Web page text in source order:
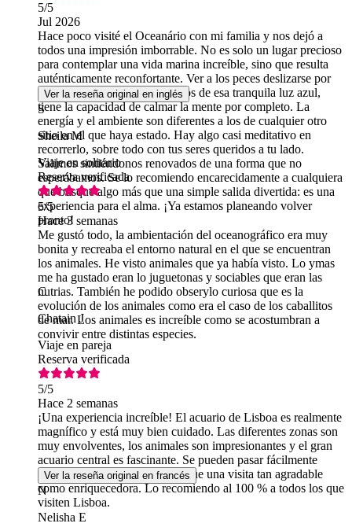
5/5
Jul 2026
Hace poco visité el Oceanário con mi familia y nos dejó a
todos una impresión imborrable. No es solo un lugar precioso
para contemplar una vida marina increíble, sino que resulta
auténticamente reconfortante. Ver a los peces deslizarse por
esos enormes tanques, rodeados de esa tranquila luz azul,
tiene la capacidad de calmar la mente por completo. La
energía y el ambiente son diferentes a los de cualquier otro
sitio en el que haya estado. Hay algo casi meditativo en
recorrerlo, sobre todo con tus seres queridos a tu lado.
Salimos sintiéndonos renovados de una forma que no
esperábamos. Se lo recomiendo encarecidamente a cualquiera
que busque algo más que una simple salida divertida: es una
experiencia para el alma. ¡Ya estamos planeando volver
pronto!
Ver la reseña original en inglés
S
Sheila M
Viaje en solitario
Reserva verificada
5/5
Hace 3 semanas
Me gustó todo, la ambientación del oceanográfico era muy
bonita y recreaba el entorno natural en el que se encuentran
los animales. He visto animales que ya había visto. Lo ymas
me ha gustado eran lo juguetonas y sociables que eran las
nutrias. También he podido obserylo curiosa que es la
evolución de los animales como era el caso de los caballitos
de mar. Los animales es increíble como se acostumbran a
convivir entre distintas especies.
C
Chatain J
Viaje en pareja
Reserva verificada
5/5
Hace 2 semanas
¡Una experiencia increíble! El acuario de Lisboa es realmente
magnífico y está muy bien cuidado. Las diferentes zonas son
muy envolventes, los animales son impresionantes y el gran
acuario central es fascinante. Se pueden pasar fácilmente
varias horas allí sin aburrirse. Fue una visita tan agradable
como enriquecedora. Lo recomiendo al 100 % a todos los que
visiten Lisboa.
Ver la reseña original en francés
N
Nelisha E